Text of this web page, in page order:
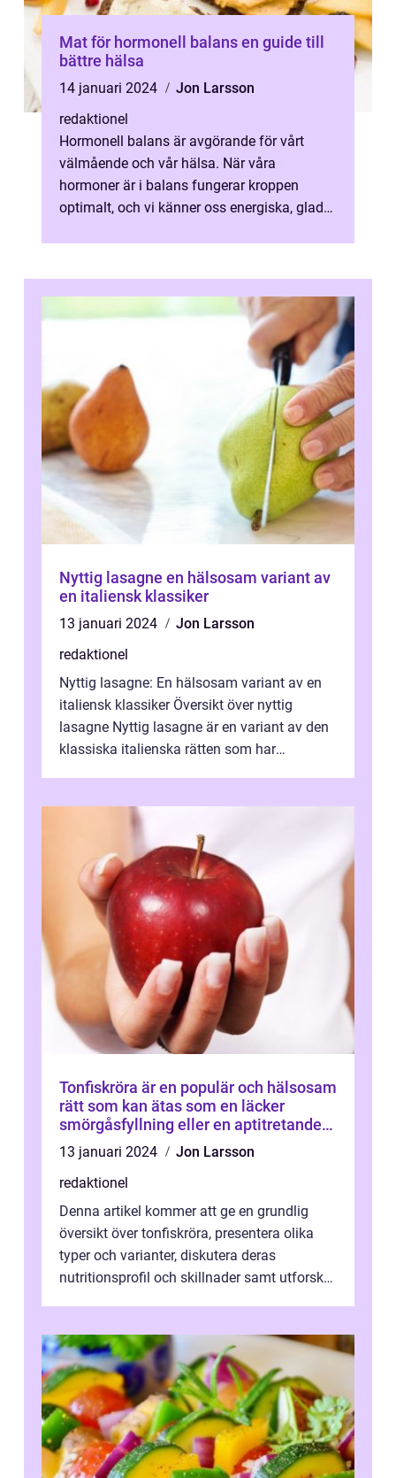
Mat för hormonell balans en guide till
bättre hälsa
14 januari 2024
Jon Larsson
redaktionel
Hormonell balans är avgörande för vårt
välmående och vår hälsa. När våra
hormoner är i balans fungerar kroppen
optimalt, och vi känner oss energiska, glada
Nyttig lasagne en hälsosam variant av
en italiensk klassiker
13 januari 2024
Jon Larsson
redaktionel
Nyttig lasagne: En hälsosam variant av en
italiensk klassiker Översikt över nyttig
lasagne Nyttig lasagne är en variant av den
klassiska italienska rätten som har
Tonfiskröra är en populär och hälsosam
rätt som kan ätas som en läcker
smörgåsfyllning eller en aptitretande
dipp
13 januari 2024
Jon Larsson
redaktionel
Denna artikel kommer att ge en grundlig
översikt över tonfiskröra, presentera olika
typer och varianter, diskutera deras
nutritionsprofil och skillnader samt utforska